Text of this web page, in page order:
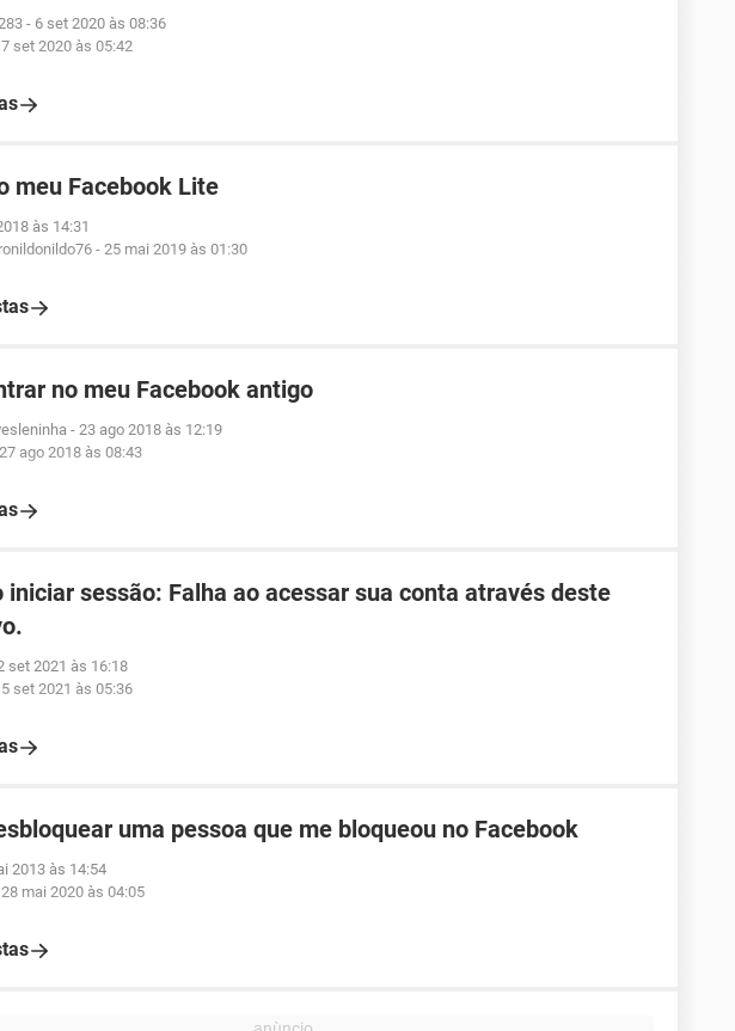
- 6 set 2020 às 08:36
7 set 2020 às 05:42
meu Facebook Lite
às 14:31
- 25 mai 2019 às 01:30
no meu Facebook antigo
- 23 ago 2018 às 12:19
27 ago 2018 às 08:43
iniciar sessão: Falha ao acessar sua conta através deste
set 2021 às 16:18
5 set 2021 às 05:36
uma pessoa que me bloqueou no Facebook
2013 às 14:54
28 mai 2020 às 04:05